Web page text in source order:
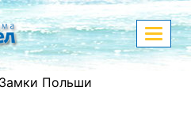
68
меню
Замки Польши